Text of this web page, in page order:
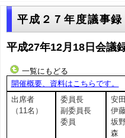
平成２７年度議事録
平成27年12月18日会議
一覧にもどる
開催概要、資料はこちらです。
出席者
（11名）
委員長
副委員長
委員
安
伊
坂
森